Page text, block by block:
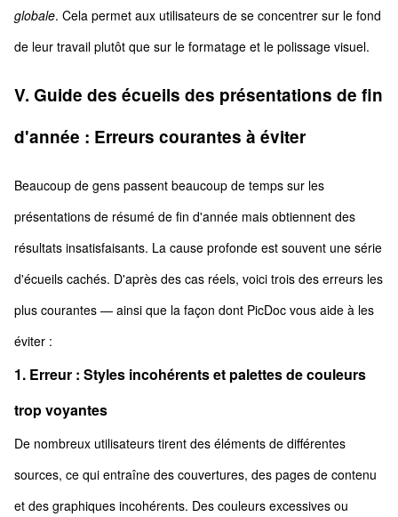
globale. Cela permet aux utilisateurs de se concentrer sur le fond
de leur travail plutôt que sur le formatage et le polissage visuel.
V. Guide des écueils des présentations de fin
d'année : Erreurs courantes à éviter
Beaucoup de gens passent beaucoup de temps sur les
présentations de résumé de fin d'année mais obtiennent des
résultats insatisfaisants. La cause profonde est souvent une série
d'écueils cachés. D'après des cas réels, voici trois des erreurs les
plus courantes — ainsi que la façon dont PicDoc vous aide à les
éviter :
1. Erreur : Styles incohérents et palettes de couleurs
trop voyantes
De nombreux utilisateurs tirent des éléments de différentes
sources, ce qui entraîne des couvertures, des pages de contenu
et des graphiques incohérents. Des couleurs excessives ou